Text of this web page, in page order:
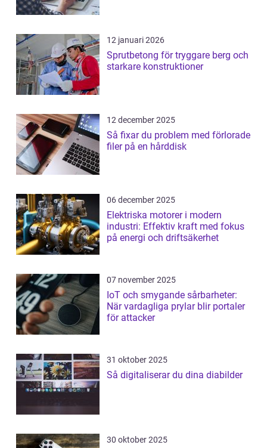
12 januari 2026
Sprutbetong för tryggare berg och
starkare konstruktioner
12 december 2025
Så fixar du problem med förlorade
filer på en hårddisk
06 december 2025
Elektriska motorer i modern
industri: Effektiv kraft med fokus
på energi och driftsäkerhet
07 november 2025
IoT och smygande sårbarheter:
När vardagliga prylar blir portaler
för attacker
31 oktober 2025
Så digitaliserar du dina diabilder
30 oktober 2025